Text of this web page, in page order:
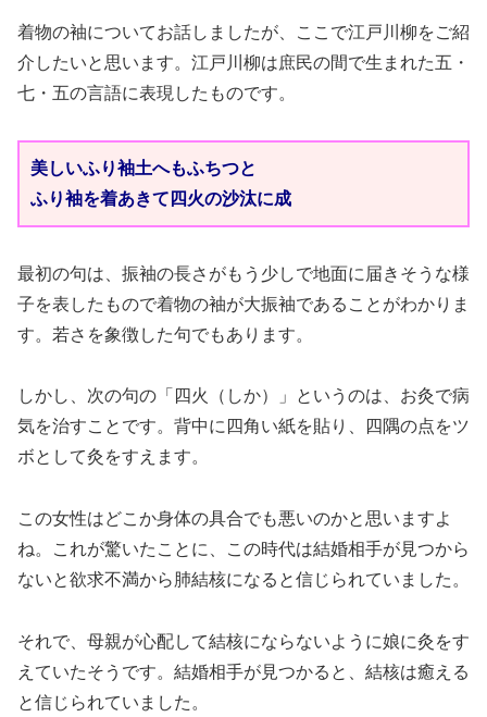
着物の袖についてお話しましたが、ここで江戸川柳をご紹
介したいと思います。江戸川柳は庶民の間で生まれた五・
七・五の言語に表現したものです。
美しいふり袖土へもふちつと
ふり袖を着あきて四火の沙汰に成
最初の句は、振袖の長さがもう少しで地面に届きそうな様
子を表したもので着物の袖が大振袖であることがわかりま
す。若さを象徴した句でもあります。
しかし、次の句の「四火（しか）」というのは、お灸で病
気を治すことです。背中に四角い紙を貼り、四隅の点をツ
ボとして灸をすえます。
この女性はどこか身体の具合でも悪いのかと思いますよ
ね。これが驚いたことに、この時代は結婚相手が見つから
ないと欲求不満から肺結核になると信じられていました。
それで、母親が心配して結核にならないように娘に灸をす
えていたそうです。結婚相手が見つかると、結核は癒える
と信じられていました。